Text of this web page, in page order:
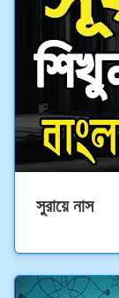
সুরায়ে নাস